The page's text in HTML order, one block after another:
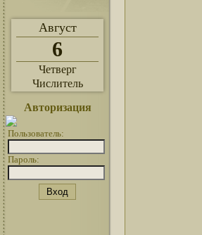
Август
6
Четверг
Числитель
Авторизация
Пользователь:
Пароль: